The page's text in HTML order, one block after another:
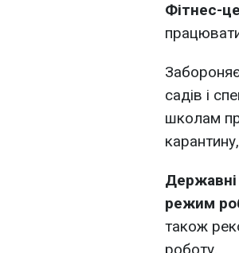
Фітнес-
садів і
школам
Державні
режим
також